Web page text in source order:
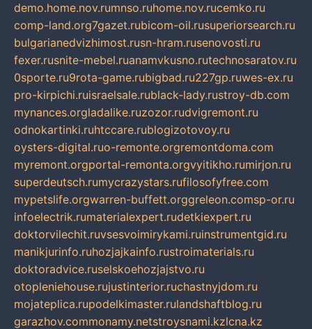
demo.home.nov.rumnso.ruhome.nov.rucemko.ru
comp-land.org7gazet.rubicom-oil.rusuperiorsearch.ru
bulgarianedvizhimost.rusn-hram.rusenovosti.ru
fexer.rusnite-mebel.ruanamvkusno.rutechnosaratov.ru
0sporte.ru9rota-game.rubigbad.ru227gp.ruwes-ex.ru
pro-kirpichi.ruisraelsale.rublack-lady.rustroy-db.com
mynances.orgladalike.ruzozor.rudvigremont.ru
odnokartinki.ruhtccare.rublogizotovoy.ru
oysters-digital.ruo-remonte.orgremontdoma.com
myremont.orgportal-remonta.orgvyitikho.rumirjon.ru
superdeutsch.rumycrazystars.rufilosofyfree.com
mypetslife.orgwarren-buffett.orggreleon.comsp-or.ru
infoelectrik.rumaterialexpert.rudetkiexpert.ru
doktorvilechit.ruvsesvoimirykami.ruinstrumentgid.ru
manikjurinfo.ruhozjajkainfo.rustroimaterials.ru
doktoradvice.ruselskoehozjajstvo.ru
otopleniehouse.rujustinterior.ruchastnyjdom.ru
mojateplica.rupodelkimaster.rulandshaftblog.ru
garazhov.commonamy.netstroysnami.kzlcna.kz